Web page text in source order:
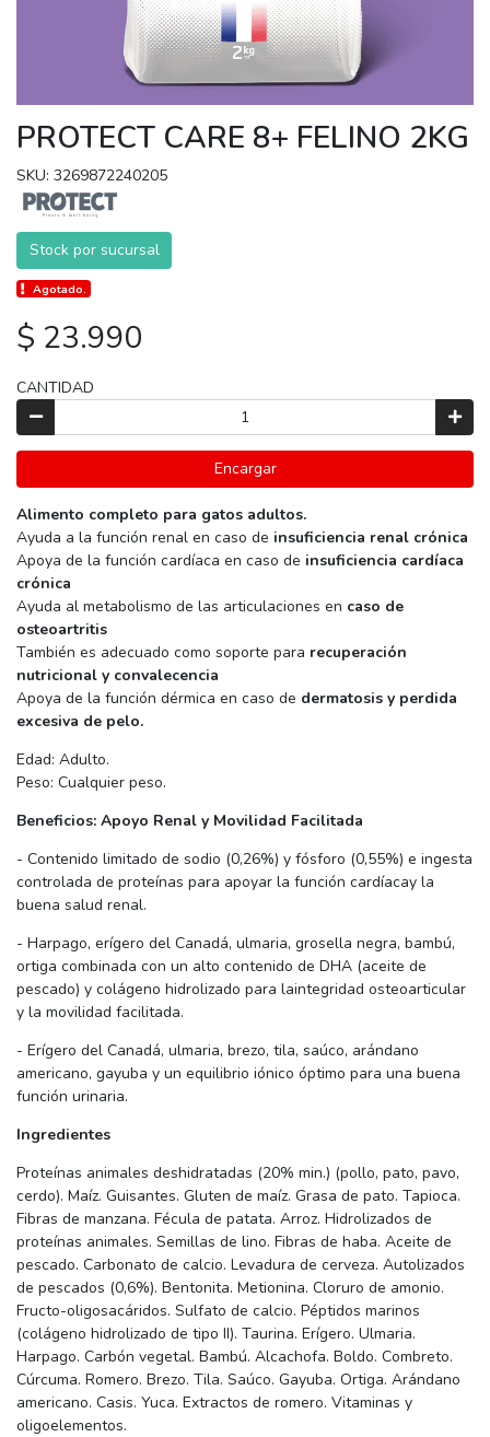
PROTECT CARE 8+ FELINO 2KG
SKU: 3269872240205
Stock por sucursal
Agotado.
$ 23.990
CANTIDAD
Encargar
Alimento completo para gatos adultos.
Ayuda a la función renal en caso de insuficiencia renal crónica
Apoya de la función cardíaca en caso de insuficiencia cardíaca
crónica
Ayuda al metabolismo de las articulaciones en caso de
osteoartritis
También es adecuado como soporte para recuperación
nutricional y convalecencia
Apoya de la función dérmica en caso de dermatosis y perdida
excesiva de pelo.
Edad: Adulto.
Peso: Cualquier peso.
Beneficios: Apoyo Renal y Movilidad Facilitada
- Contenido limitado de sodio (0,26%) y fósforo (0,55%) e ingesta
controlada de proteínas para apoyar la función cardíacay la
buena salud renal.
- Harpago, erígero del Canadá, ulmaria, grosella negra, bambú,
ortiga combinada con un alto contenido de DHA (aceite de
pescado) y colágeno hidrolizado para laintegridad osteoarticular
y la movilidad facilitada.
- Erígero del Canadá, ulmaria, brezo, tila, saúco, arándano
americano, gayuba y un equilibrio iónico óptimo para una buena
función urinaria.
Ingredientes
Proteínas animales deshidratadas (20% min.) (pollo, pato, pavo,
cerdo). Maíz. Guisantes. Gluten de maíz. Grasa de pato. Tapioca.
Fibras de manzana. Fécula de patata. Arroz. Hidrolizados de
proteínas animales. Semillas de lino. Fibras de haba. Aceite de
pescado. Carbonato de calcio. Levadura de cerveza. Autolizados
de pescados (0,6%). Bentonita. Metionina. Cloruro de amonio.
Fructo-oligosacáridos. Sulfato de calcio. Péptidos marinos
(colágeno hidrolizado de tipo II). Taurina. Erígero. Ulmaria.
Harpago. Carbón vegetal. Bambú. Alcachofa. Boldo. Combreto.
Cúrcuma. Romero. Brezo. Tila. Saúco. Gayuba. Ortiga. Arándano
americano. Casis. Yuca. Extractos de romero. Vitaminas y
oligoelementos.